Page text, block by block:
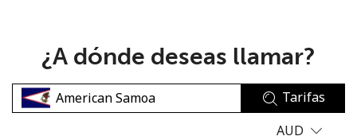
¿A dónde deseas llamar?
Tarifas
AUD